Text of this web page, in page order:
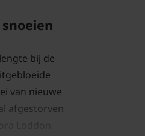
bij de
van nieuwe
afgestorven